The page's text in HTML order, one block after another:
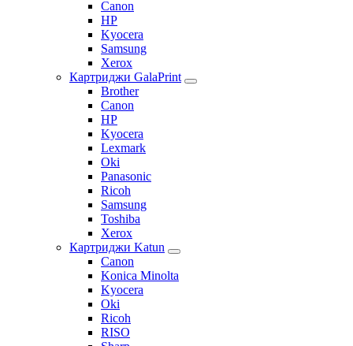
Canon
HP
Kyocera
Samsung
Xerox
Картриджи GalaPrint
Brother
Canon
HP
Kyocera
Lexmark
Oki
Panasonic
Ricoh
Samsung
Toshiba
Xerox
Картриджи Katun
Canon
Konica Minolta
Kyocera
Oki
Ricoh
RISO